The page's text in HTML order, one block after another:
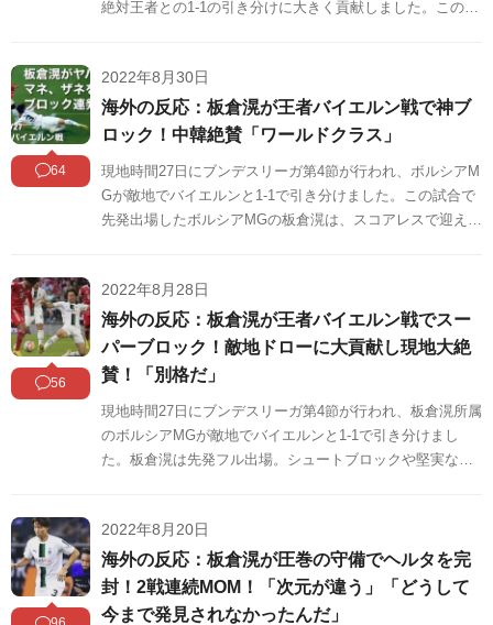
絶対王者との1-1の引き分けに大きく貢献しました。この場
ご覧ください。
64
2022年8月30日
海外の反応：板倉滉が王者バイエルン戦で神ブ
ロック！中韓絶賛「ワールドクラス」
現地時間27日にブンデスリーガ第4節が行われ、ボルシアM
Gが敵地でバイエルンと1-1で引き分けました。この試合で
先発出場したボルシアMGの板倉滉は、スコアレスで迎えた
に対する中韓の反応をSNSや掲示板などからまとめました
のでご覧ください。
56
2022年8月28日
海外の反応：板倉滉が王者バイエルン戦でスー
パーブロック！敵地ドローに大貢献し現地大絶
賛！「別格だ」
現地時間27日にブンデスリーガ第4節が行われ、板倉滉所属
のボルシアMGが敵地でバイエルンと1-1で引き分けまし
た。板倉滉は先発フル出場。シュートブロックや堅実な守
2022年8月20日
海外の反応：板倉滉が圧巻の守備でヘルタを完
封！2戦連続MOM！「次元が違う」「どうして
今まで発見されなかったんだ」